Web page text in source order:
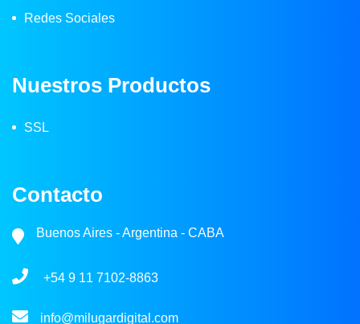
Redes Sociales
Nuestros Productos
SSL
Contacto
Buenos Aires - Argentina - CABA
+54 9 11 7102-8863
info@milugardigital.com